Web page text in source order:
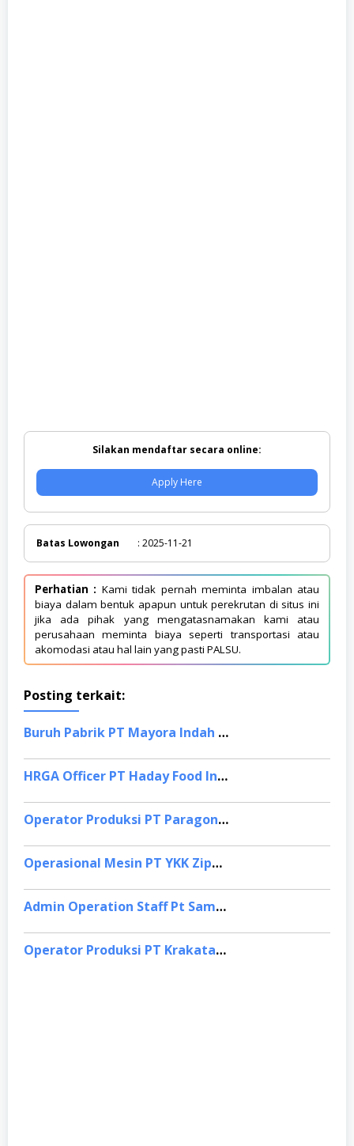
Silakan mendaftar secara online:
Apply Here
Batas Lowongan : 2025-11-21
Perhatian : Kami tidak pernah meminta imbalan atau
biaya dalam bentuk apapun untuk perekrutan di situs ini
jika ada pihak yang mengatasnamakan kami atau
perusahaan meminta biaya seperti transportasi atau
akomodasi atau hal lain yang pasti PALSU.
Posting terkait:
Buruh Pabrik PT Mayora Indah Tbk, Karanganyar
HRGA Officer PT Haday Food Indonesia, Cikarang
Operator Produksi PT Paragon Technology and Innovation, Tangerang
Operasional Mesin PT YKK Zipper Indonesia, Depok
Admin Operation Staff Pt Samafitro (Asaba Group), Jakarta Pusat
Operator Produksi PT Krakatau Steel, Binjai